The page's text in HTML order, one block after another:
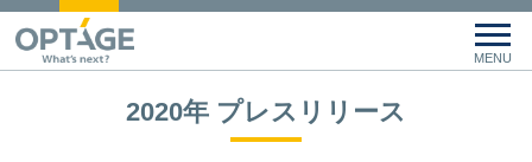
2020年 プレスリリース